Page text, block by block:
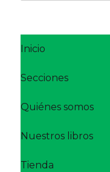
Inicio
Secciones
Quiénes somos
Nuestros libros
Tienda